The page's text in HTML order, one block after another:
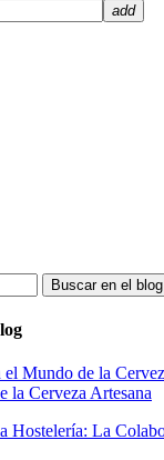
add
€
Buscar en el blog
la Cerveza Artesana